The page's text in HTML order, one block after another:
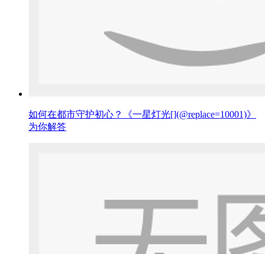
如何在都市守护初心？《一星灯光[](@replace=10001)》
为你解答